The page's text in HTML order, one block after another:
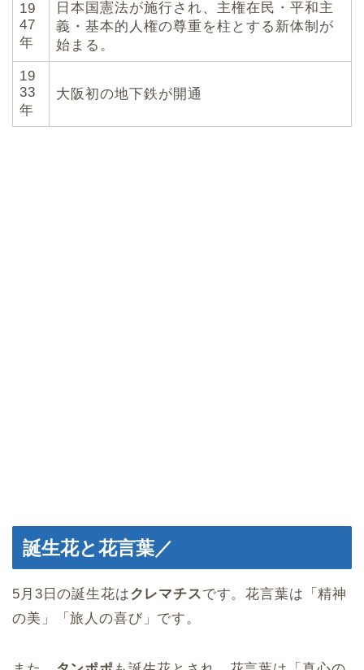
19
47
年
日本国憲法が施行され、主権在民・平和主
義・基本的人権の尊重を柱とする新体制が
始まる。
19
33
年
大阪初の地下鉄が開通
誕生花と花言葉／
5月3日の誕生花はクレマチスです。花言葉は「精神
の美」「旅人の喜び」です。